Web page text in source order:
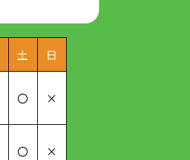
土 日
〇 ×
〇 ×